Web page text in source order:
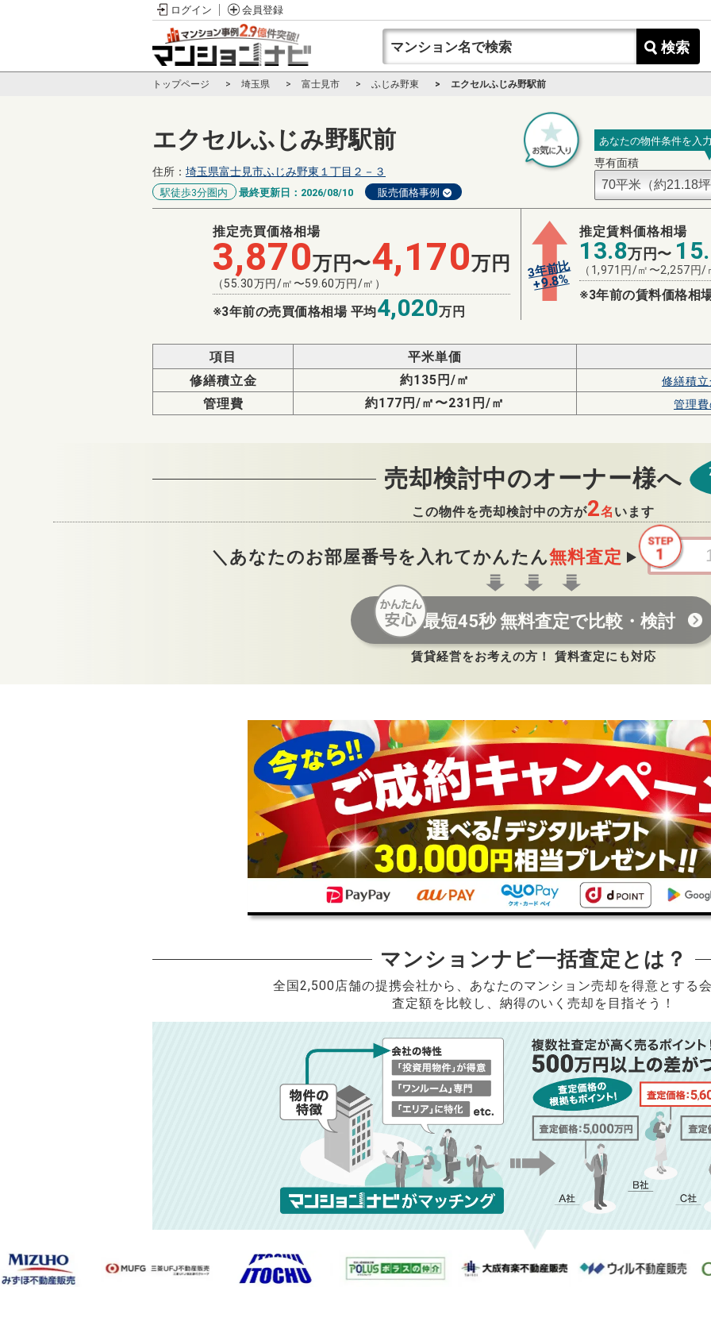
ログイン 会員登録
検索
トップページ 埼玉県 富士見市 ふじみ野東 エクセルふじみ野駅前
エクセルふじみ野駅前
住所： 埼玉県富士見市ふじみ野東１丁目２－３
駅徒歩3分圏内 最終更新日： 2026/08/10 販売価格事例
あなたの物件条件を入
専有面積
推定売買価格相場
3,870万円〜4,170万円
（55.30万円/㎡〜59.60万円/㎡）
※3年前の売買価格相場 平均4,020万円
3年前比
+9.8%
推定賃料価格相場
13.8万円〜
（ 1,971 円/㎡〜2,257円/
※3年前の賃料価格相
項目
平米単価
修繕積立金
約135円/㎡ 修繕積
管理費 約177円/㎡〜231円/㎡ 管理
売却検討中のオーナー様へ
この物件を売却検討中の方が2名 います
＼あなたのお部屋番号を入れてかんたん無料査定
最短45秒 無料査定で比較・検討
賃貸経営をお考えの方！ 賃料査定にも対応
マンションナビ一括査定とは？
全国2,500店舗の提携会社から、 あなたのマンション売却を得意とする
査定額を比較し、納得のいく売却を目指そう！